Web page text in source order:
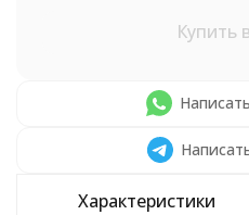
Купить
Характеристики